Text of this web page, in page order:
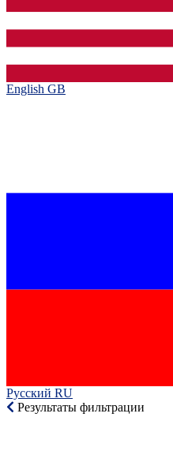
English GB‎
Русский RU‎
Результаты фильтрации